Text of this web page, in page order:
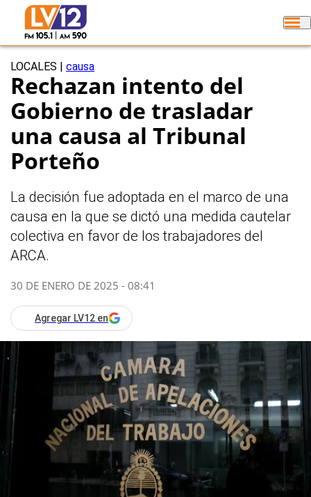
LOCALES causa
Rechazan intento del
Gobierno de trasladar
una causa al Tribunal
Porteño
La decisión fue adoptada en el marco de una
causa en la que se dictó una medida cautelar
colectiva en favor de los trabajadores del
ARCA.
30 DE ENERO DE 2025 - 08:41
Agregar LV12 en